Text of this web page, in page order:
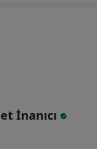
İnanıcı